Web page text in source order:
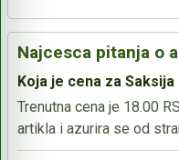
Najcesca pitanja o
Koja je cena za
Trenutna cena je 18.00
artikla i azurira se od